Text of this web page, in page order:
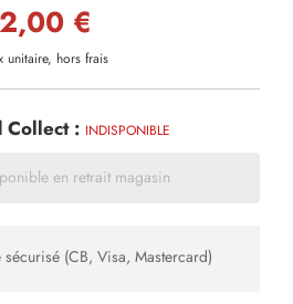
2,00 €
unitaire, hors frais
Collect : INDISPONIBLE
en retrait magasin
sécurisé (CB, Visa, Mastercard)